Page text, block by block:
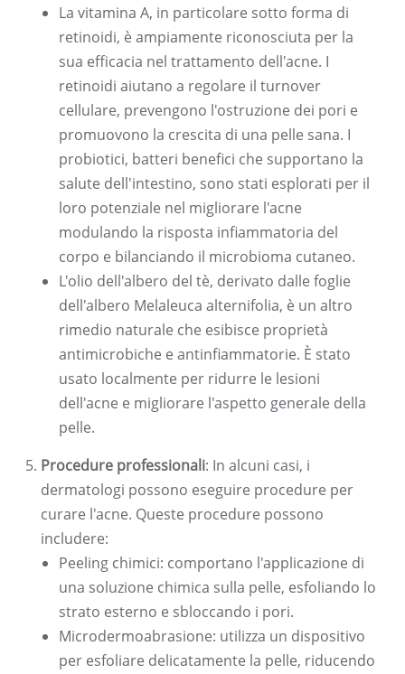
La vitamina A, in particolare sotto forma di
retinoidi, è ampiamente riconosciuta per la
sua efficacia nel trattamento dell'acne. I
retinoidi aiutano a regolare il turnover
cellulare, prevengono l'ostruzione dei pori e
promuovono la crescita di una pelle sana. I
probiotici, batteri benefici che supportano la
salute dell'intestino, sono stati esplorati per il
loro potenziale nel migliorare l'acne
modulando la risposta infiammatoria del
corpo e bilanciando il microbioma cutaneo.
L'olio dell'albero del tè, derivato dalle foglie
dell'albero Melaleuca alternifolia, è un altro
rimedio naturale che esibisce proprietà
antimicrobiche e antinfiammatorie. È stato
usato localmente per ridurre le lesioni
dell'acne e migliorare l'aspetto generale della
pelle.
Procedure professionali: In alcuni casi, i
dermatologi possono eseguire procedure per
curare l'acne. Queste procedure possono
includere:
Peeling chimici: comportano l'applicazione di
una soluzione chimica sulla pelle, esfoliando lo
strato esterno e sbloccando i pori.
Microdermoabrasione: utilizza un dispositivo
per esfoliare delicatamente la pelle, riducendo